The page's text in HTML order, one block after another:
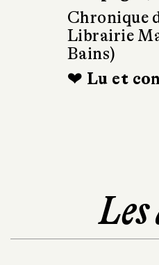
Chronique
Librairie
Bains)
❤ Lu et